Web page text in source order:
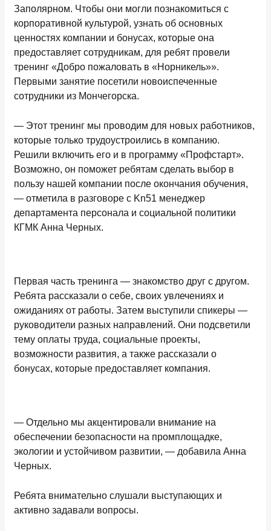
Заполярном. Чтобы они могли познакомиться с
корпоративной культурой, узнать об основных
ценностях компании и бонусах, которые она
предоставляет сотрудникам, для ребят провели
тренинг «Добро пожаловать в «Норникель»».
Первыми занятие посетили новоиспеченные
сотрудники из Мончегорска.
— Этот тренинг мы проводим для новых работников,
которые только трудоустроились в компанию.
Решили включить его и в программу «Профстарт».
Возможно, он поможет ребятам сделать выбор в
пользу нашей компании после окончания обучения,
— отметила в разговоре с Kn51 менеджер
департамента персонала и социальной политики
КГМК Анна Черных.
Первая часть тренинга — знакомство друг с другом.
Ребята рассказали о себе, своих увлечениях и
ожиданиях от работы. Затем выступили спикеры —
руководители разных направлений. Они подсветили
тему оплаты труда, социальные проекты,
возможности развития, а также рассказали о
бонусах, которые предоставляет компания.
— Отдельно мы акцентировали внимание на
обеспечении безопасности на промплощадке,
экологии и устойчивом развитии, — добавила Анна
Черных.
Ребята внимательно слушали выступающих и
активно задавали вопросы.